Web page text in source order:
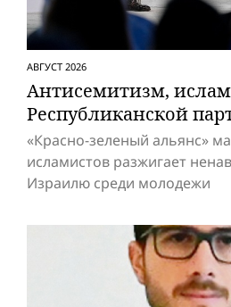
АВГУСТ 2026
Антисемитизм,
Респуб­ликанской
«Красно-зеленый альянс»
исламистов разжигает
Израилю среди молодежи